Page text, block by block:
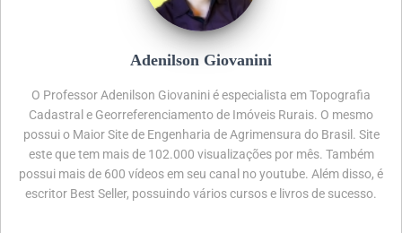
Adenilson Giovanini
O Professor Adenilson Giovanini é especialista em Topografia
Cadastral e Georreferenciamento de Imóveis Rurais. O mesmo
possui o Maior Site de Engenharia de Agrimensura do Brasil. Site
este que tem mais de 102.000 visualizações por mês. Também
possui mais de 600 vídeos em seu canal no youtube. Além disso, é
escritor Best Seller, possuindo vários cursos e livros de sucesso.